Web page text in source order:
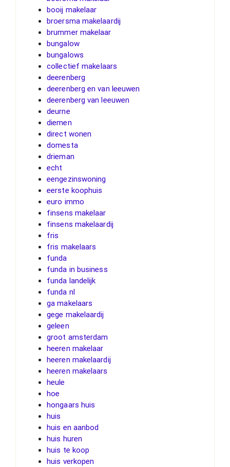
booij makelaar
broersma makelaardij
brummer makelaar
bungalow
bungalows
collectief makelaars
deerenberg
deerenberg en van leeuwen
deerenberg van leeuwen
deurne
diemen
direct wonen
domesta
drieman
echt
eengezinswoning
eerste koophuis
euro immo
finsens makelaar
finsens makelaardij
fris
fris makelaars
funda
funda in business
funda landelijk
funda nl
ga makelaars
gege makelaardij
geleen
groot amsterdam
heeren makelaar
heeren makelaardij
heeren makelaars
heule
hoe
hongaars huis
huis
huis en aanbod
huis huren
huis te koop
huis verkopen